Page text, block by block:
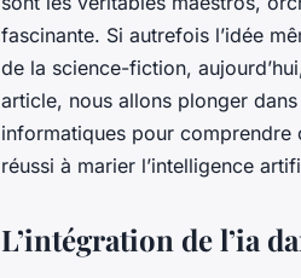
fascinante. Si autrefois l’idée
de la science-fiction,
article, nous allons plonger
informatiques pour comprendre
réussi à marier l’intelligence
L’intégration de l’ia